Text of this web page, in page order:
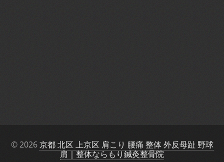
© 2026京都 北区 上京区 肩こり 腰痛 整体 外反母趾 野球
肩｜整体ならもり鍼灸整骨院